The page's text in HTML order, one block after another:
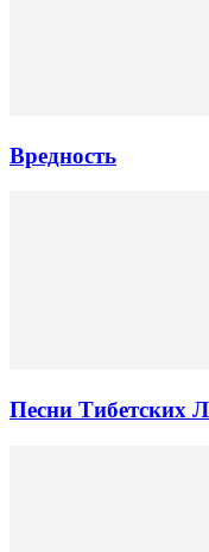
Вредность
Песни Тибетских